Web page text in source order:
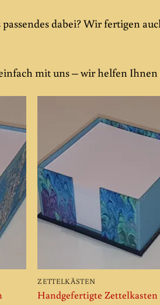
dabei? Wir fertigen
mit uns – wir helfen
to
ZETTELKÄSTEN
Handgefertigte Zettelkasten